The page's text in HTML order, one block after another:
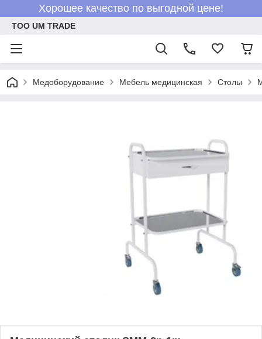
Хорошее качество по выгодной цене!
ТОО UM TRADE
Медоборудование Мебель медицинская Столы